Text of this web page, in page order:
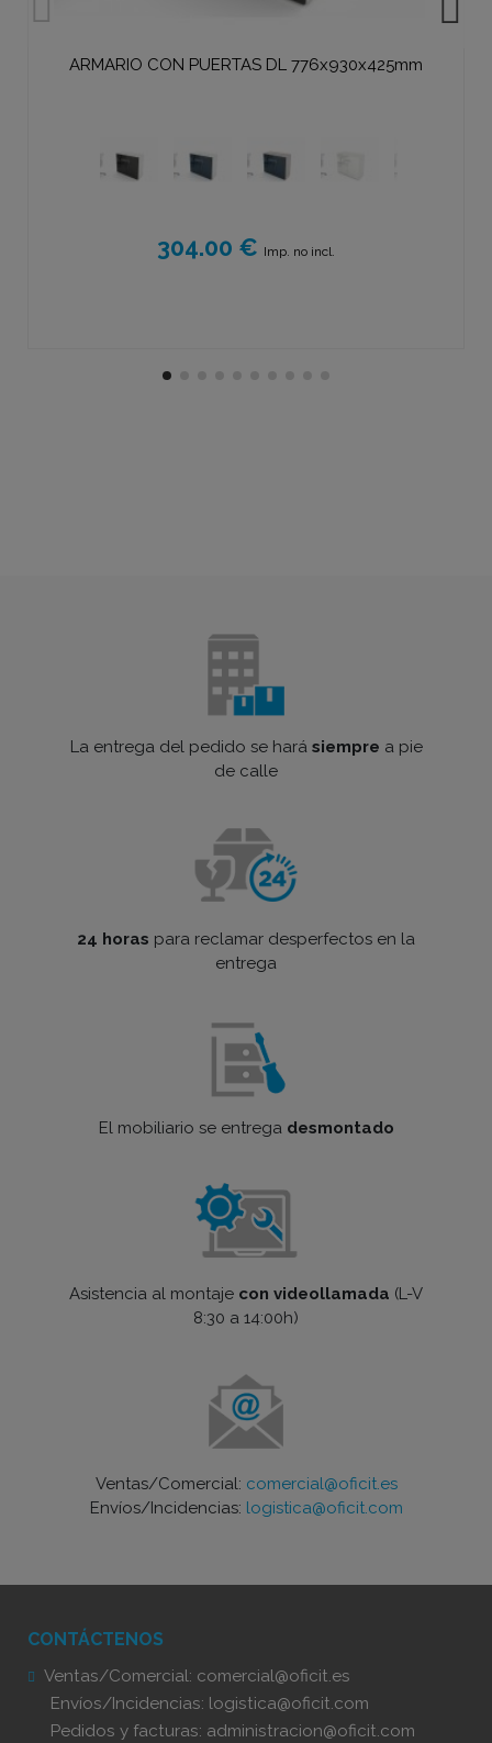
ARMARIO CON PUERTAS DL 776x930x425mm
304.00 € Imp. no incl.
La entrega del pedido se hará siempre a pie
de calle
24 horas para reclamar desperfectos en la
entrega
El mobiliario se entrega desmontado
Asistencia al montaje con videollamada (L-V
8:30 a 14:00h)
Ventas/Comercial: comercial@oficit.es
Envíos/Incidencias: logistica@oficit.com
CONTÁCTENOS
Ventas/Comercial: comercial@oficit.es
Envíos/Incidencias: logistica@oficit.com
Pedidos y facturas: administracion@oficit.com